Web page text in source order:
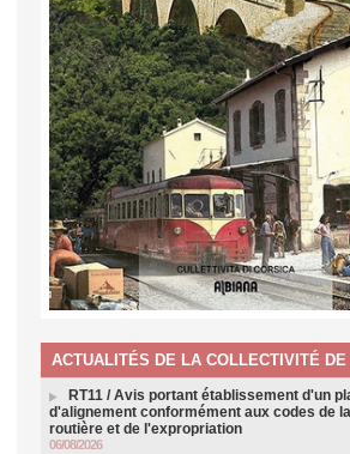
ACTUALITÉS DE LA COLLECTIVITÉ DE
RT11 / Avis portant établissement d'un
d'alignement conformément aux codes de
routière et de l'expropriation
06/08/2026